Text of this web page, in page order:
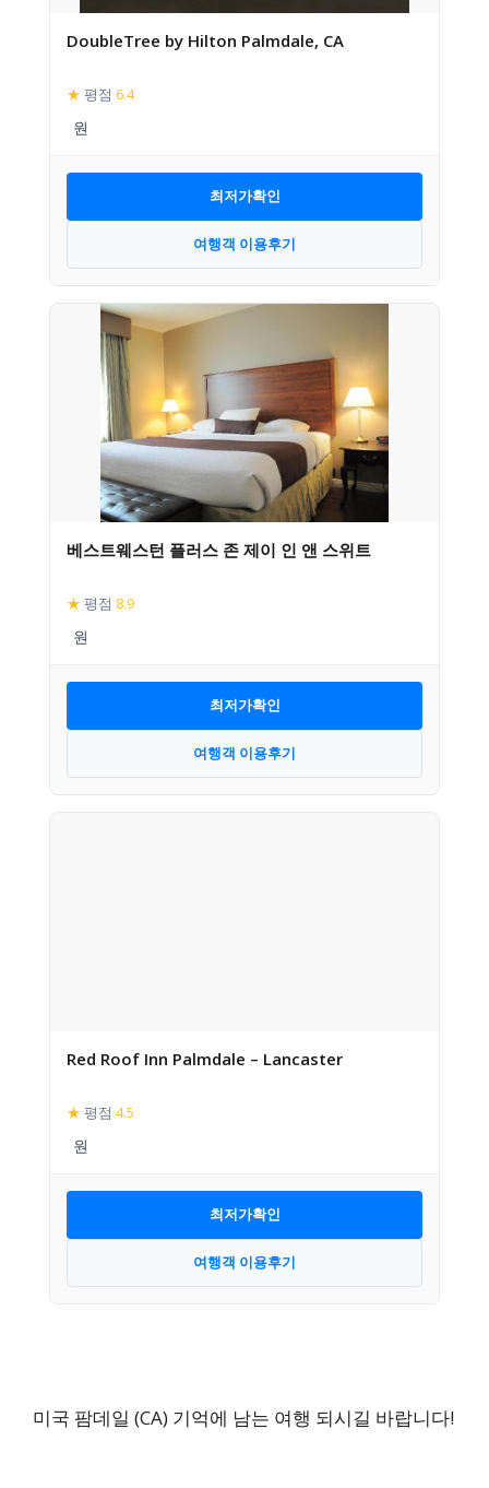
DoubleTree by Hilton Palmdale, CA
★ 평점 6.4
최저가확인
여행객 이용후기
베스트웨스턴 플러스 존 제이 인 앤 스위트
★ 평점 8.9
최저가확인
여행객 이용후기
Red Roof Inn Palmdale – Lancaster
★ 평점 4.5
최저가확인
여행객 이용후기
미국 팜데일 (CA) 기억에 남는 여행 되시길 바랍니다!